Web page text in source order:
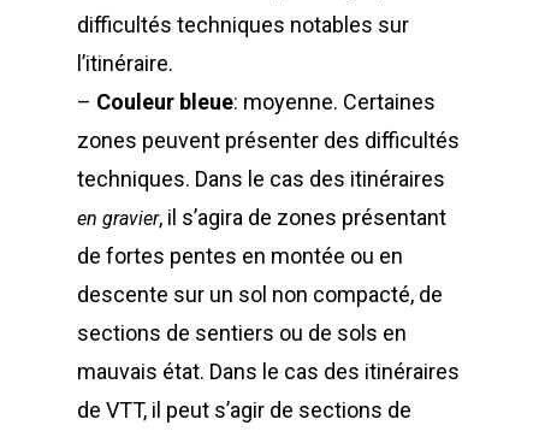
difficultés techniques notables sur
l’itinéraire.
– Couleur bleue: moyenne. Certaines
zones peuvent présenter des difficultés
techniques. Dans le cas des itinéraires
en gravier, il s’agira de zones présentant
de fortes pentes en montée ou en
descente sur un sol non compacté, de
sections de sentiers ou de sols en
mauvais état. Dans le cas des itinéraires
de VTT, il peut s’agir de sections de